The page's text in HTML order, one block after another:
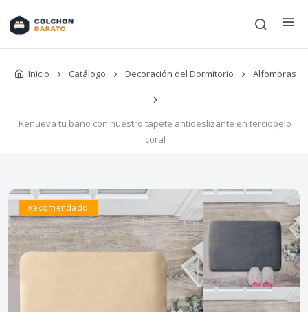
Inicio Catálogo Decoración del Dormitorio Alfombras
Renueva tu baño con nuestro tapete antideslizante en terciopelo
coral
Recomendado